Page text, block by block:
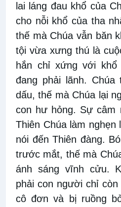
lai láng đau khổ của
cho nỗi khổ của tha
thế mà Chúa vẫn băn
tội vừa xưng thú là
hắn chỉ xứng với
đang phải lãnh. Chúa
dấu, thế mà Chúa lại
con hư hỏng. Sự
Thiên Chúa làm nghẹn
nói đến Thiên đàng.
trước mắt, thế mà
ánh sáng vĩnh cửu.
phải con người chỉ
cô đơn và bị ruồng